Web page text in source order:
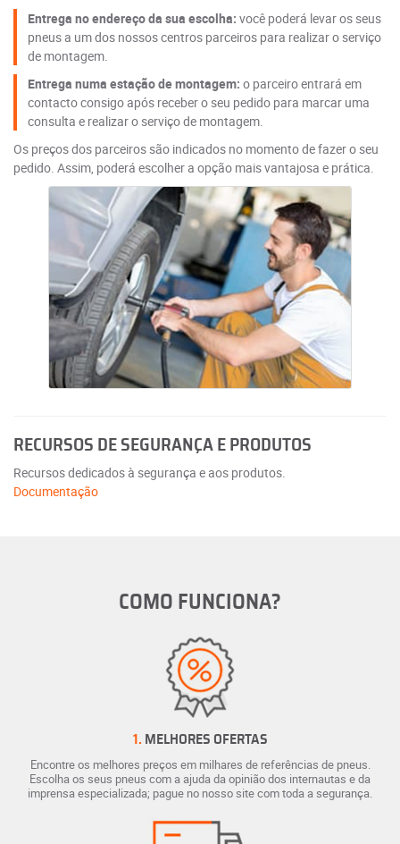
Entrega no endereço da sua escolha: você poderá levar os seus
pneus a um dos nossos centros parceiros para realizar o serviço
de montagem.
Entrega numa estação de montagem: o parceiro entrará em
contacto consigo após receber o seu pedido para marcar uma
consulta e realizar o serviço de montagem.
Os preços dos parceiros são indicados no momento de fazer o seu
pedido. Assim, poderá escolher a opção mais vantajosa e prática.
RECURSOS DE SEGURANÇA E PRODUTOS
Recursos dedicados à segurança e aos produtos.
Documentação
COMO FUNCIONA?
1. MELHORES OFERTAS
Encontre os melhores preços em milhares de referências de pneus.
Escolha os seus pneus com a ajuda da opinião dos internautas e da
imprensa especializada; pague no nosso site com toda a segurança.